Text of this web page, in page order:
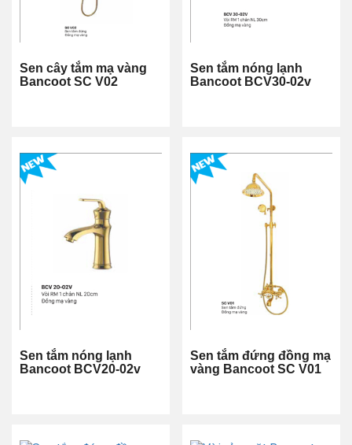
Sen cây tắm mạ vàng
Bancoot SC V02
Sen tắm nóng lạnh
Bancoot BCV30-02v
Sen tắm nóng lạnh
Bancoot BCV20-02v
Sen tắm đứng đồng mạ
vàng Bancoot SC V01